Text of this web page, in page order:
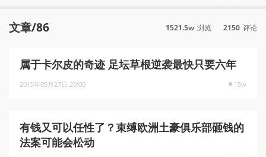
文章/86 1521.5w 浏览 2150 评论
属于卡尔皮的奇迹 足坛草根逆袭最快只要六年
2015年05月27日 20:00 15w
有钱又可以任性了？束缚欧洲土豪俱乐部砸钱的
法案可能会松动